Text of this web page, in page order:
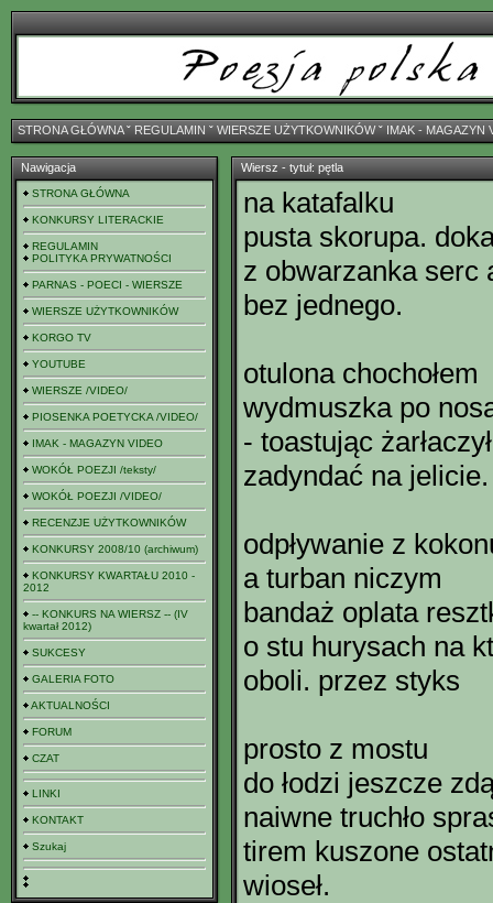
STRONA GŁÓWNAˇ REGULAMIN ˇ WIERSZE UŻYTKOWNIKÓWˇ IMAK - MAGAZYN
Nawigacja
STRONA GŁÓWNA
KONKURSY LITERACKIE
REGULAMIN
POLITYKA PRYWATNOŚCI
PARNAS - POECI - WIERSZE
WIERSZE UŻYTKOWNIKÓW
KORGO TV
YOUTUBE
WIERSZE /VIDEO/
PIOSENKA POETYCKA /VIDEO/
IMAK - MAGAZYN VIDEO
WOKÓŁ POEZJI /teksty/
WOKÓŁ POEZJI /VIDEO/
RECENZJE UŻYTKOWNIKÓW
KONKURSY 2008/10 (archiwum)
KONKURSY KWARTAŁU 2010 -
2012
-- KONKURS NA WIERSZ -- (IV
kwartał 2012)
SUKCESY
GALERIA FOTO
AKTUALNOŚCI
FORUM
CZAT
LINKI
KONTAKT
Szukaj
Wiersz - tytuł: pętla
na katafalku
pusta skorupa.
z obwarzanka serc
bez jednego.
otulona chochołem
wydmuszka po
- toastując
zadyndać na jelicie.
odpływanie z
a turban niczym
bandaż oplata
o stu hurysach na
oboli. przez styks
prosto z mostu
do łodzi jeszcze
naiwne truchło
tirem kuszone
wioseł.